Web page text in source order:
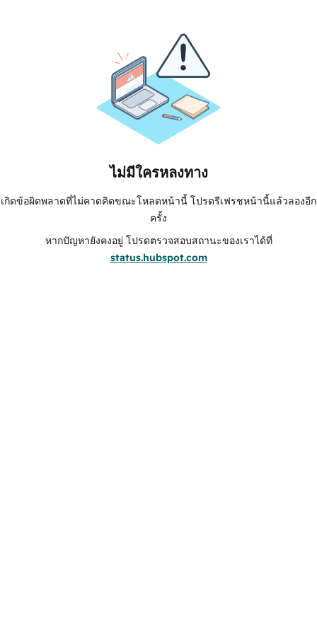
ไม่มีใครหลงทาง
เกิดข้อผิดพลาดที่ไม่คาดคิดขณะโหลดหน้านี้ โปรดรีเฟรชหน้านี้แล้วลองอีก
ครั้ง
หากปัญหายังคงอยู่ โปรดตรวจสอบสถานะของเราได้ที่
status.hubspot.com